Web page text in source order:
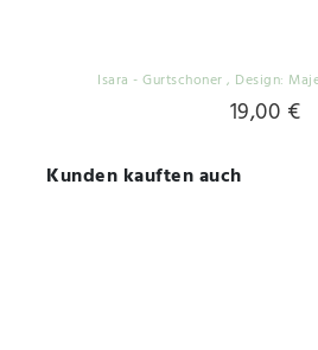
Isara - Gurtschoner, Design:
19,00 €
Kunden kauften auch